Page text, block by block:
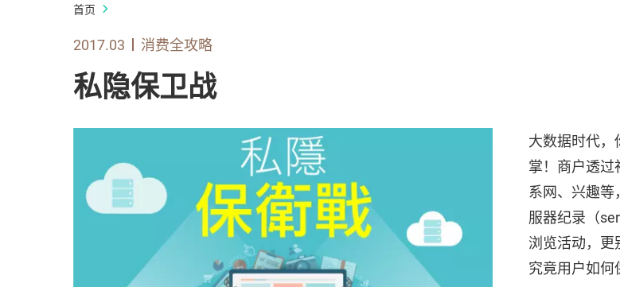
首页
2017.03 消费全攻略
私隐保卫战
大数据时代
掌！商户透
系网、兴趣
服器纪录（
浏览活动，更
究竟用户如何